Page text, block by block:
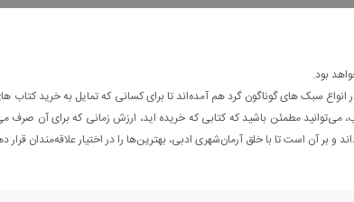
بود.
سبک های گوناگون گرد هم آمده‌اند تا برای کسانی که تمایل به خرید کتاب
مطمئن باشید که کتابی که خریده اید، ارزش زمانی که برای آن صرف
و بر آن است تا با خلق آرمان‌شهری ادبی، بهترین‌ها را در اختیار علاقه‌مندان قرار